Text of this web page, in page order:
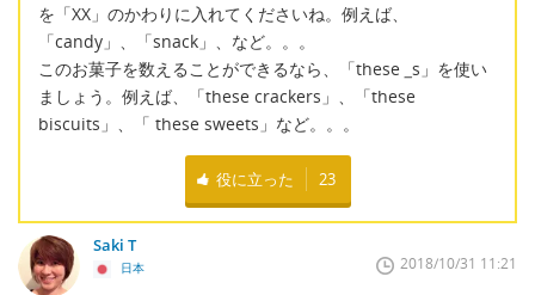
を「XX」のかわりに入れてくださいね。例えば、
「candy」、「snack」、など。。。
このお菓子を数えることができるなら、「these s」を使い
ましょう。例えば、「these crackers」、「these
biscuits」、「 these sweets」など。。。
役に立った 23
Saki T
日本 2018/10/31 11:21